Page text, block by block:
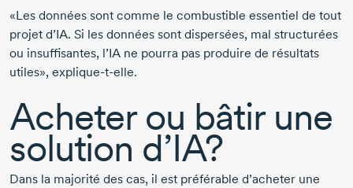
«Les données sont comme le combustible essentiel de tout
projet d’IA. Si les données sont dispersées, mal structurées
ou insuffisantes, l’IA ne pourra pas produire de résultats
utiles», explique-t-elle.
Acheter ou bâtir une
solution d’IA?
Dans la majorité des cas, il est préférable d’acheter une